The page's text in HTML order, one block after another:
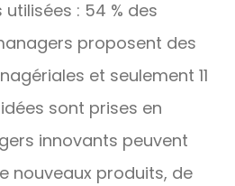
: 54 % des
proposent des
et seulement 11
sont prises en
innovants peuvent
nouveaux produits, de